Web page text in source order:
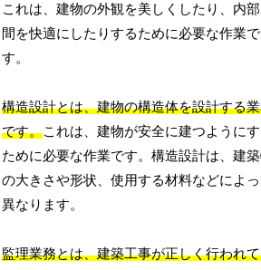
これは、建物の外観を美しくしたり、内
間を快適にしたりするために必要な作業で
す。
構造設計とは、建物の構造体を設計する
です。これは、建物が安全に建つようにす
ために必要な作業です。構造設計は、建
の大きさや形状、使用する材料などによっ
異なります。
監理業務とは、建築工事が正しく行われ